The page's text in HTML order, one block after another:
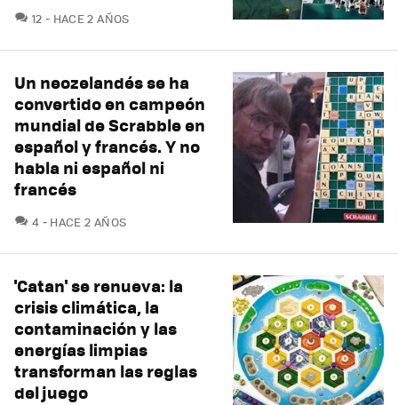
12 COMENTARIOS
HACE 2 AÑOS
Un neozelandés se ha
convertido en campeón
mundial de Scrabble en
español y francés. Y no
habla ni español ni
francés
4 COMENTARIOS
HACE 2 AÑOS
'Catan' se renueva: la
crisis climática, la
contaminación y las
energías limpias
transforman las reglas
del juego